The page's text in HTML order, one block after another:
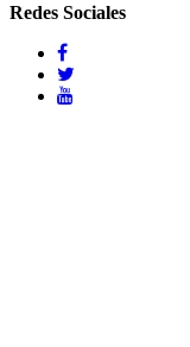
Redes Sociales